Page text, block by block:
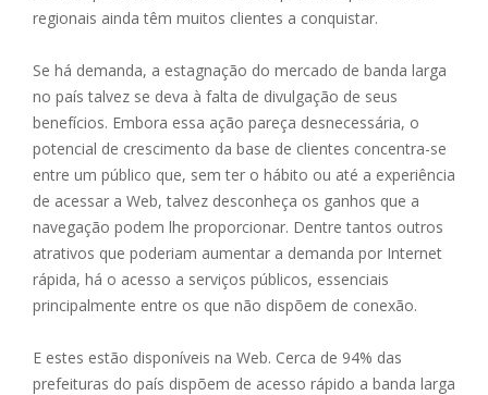
regionais ainda têm muitos clientes a conquistar.
Se há demanda, a estagnação do mercado de banda larga
no país talvez se deva à falta de divulgação de seus
benefícios. Embora essa ação pareça desnecessária, o
potencial de crescimento da base de clientes concentra-se
entre um público que, sem ter o hábito ou até a experiência
de acessar a Web, talvez desconheça os ganhos que a
navegação podem lhe proporcionar. Dentre tantos outros
atrativos que poderiam aumentar a demanda por Internet
rápida, há o acesso a serviços públicos, essenciais
principalmente entre os que não dispõem de conexão.
E estes estão disponíveis na Web. Cerca de 94% das
prefeituras do país dispõem de acesso rápido a banda larga